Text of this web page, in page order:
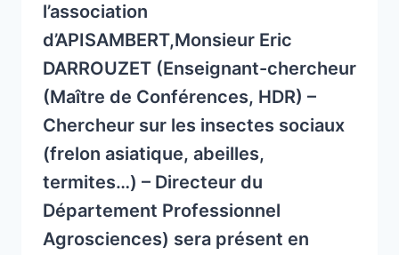
l’association
d’APISAMBERT,Monsieur Eric
DARROUZET (Enseignant-chercheur
(Maître de Conférences, HDR) –
Chercheur sur les insectes sociaux
(frelon asiatique, abeilles,
termites…) – Directeur du
Département Professionnel
Agrosciences) sera présent en